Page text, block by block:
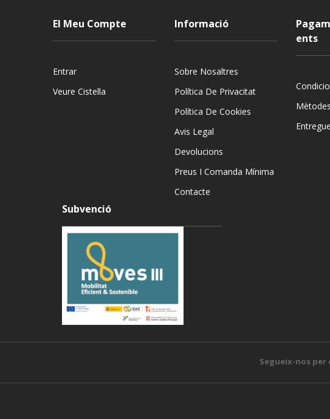
El Meu Compte
Entrar
Veure Cistella
Informació
Sobre Nosaltres
Política De Privacitat
Política De Cookies
Avis Legal
Devolucions
Preus I Comanda Mínima
Contacte
ents
Subvenció
Segueix-nos